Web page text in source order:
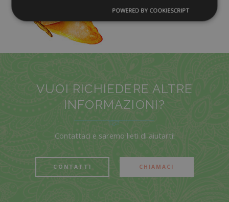
VUOI RICHIEDERE ALTRE
INFORMAZIONI?
Contattaci e saremo lieti di aiutarti!
CONTATTI CHIAMACI
POWERED BY COOKIESCRIPT